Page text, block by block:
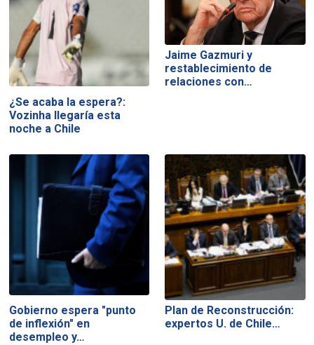
¿Se acaba la espera?:
Vozinha llegaría esta
noche a Chile
Jaime Gazmuri y
restablecimiento de
relaciones con…
Gobierno espera "punto
de inflexión" en
desempleo y…
Plan de Reconstrucción:
expertos U. de Chile…